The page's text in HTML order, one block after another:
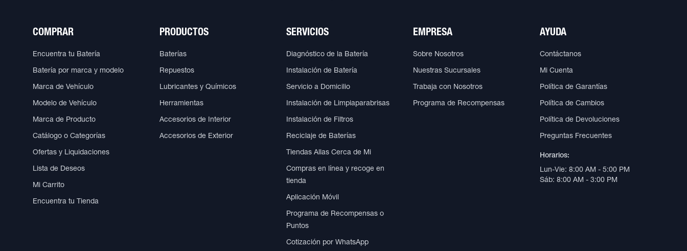
COMPRAR
Encuentra tu Batería
Batería por marca y modelo
Marca de Vehículo
Modelo de Vehículo
Marca de Producto
Catálogo o Categorías
Ofertas y Liquidaciones
Lista de Deseos
Mi Carrito
Encuentra tu Tienda
PRODUCTOS
Baterías
Repuestos
Lubricantes y Químicos
Herramientas
Accesorios de Interior
Accesorios de Exterior
SERVICIOS
Diagnóstico de la Batería
Instalación de Batería
Servicio a Domicilio
Instalación de Limpiaparabrisas
Instalación de Filtros
Reciclaje de Baterías
Tiendas Allas Cerca de Mi
Compras en línea y recoge en
tienda
Aplicación Móvil
Programa de Recompensas o
Puntos
Cotización por WhatsApp
EMPRESA
Sobre Nosotros
Nuestras Sucursales
Trabaja con Nosotros
Programa de Recompensas
AYUDA
Contáctanos
Mi Cuenta
Política de Garantías
Política de Cambios
Política de Devoluciones
Preguntas Frecuentes
Horarios:
Lun-Vie: 8:00 AM - 5:00 PM
Sáb: 8:00 AM - 3:00 PM